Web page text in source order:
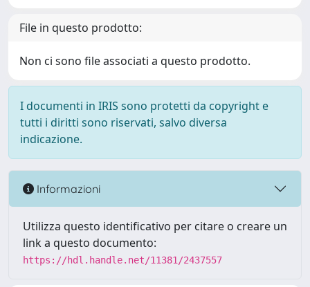
File in questo prodotto:
Non ci sono file associati a questo prodotto.
I documenti in IRIS sono protetti da copyright e
tutti i diritti sono riservati, salvo diversa
indicazione.
Informazioni
Utilizza questo identificativo per citare o creare un
link a questo documento:
https://hdl.handle.net/11381/2437557